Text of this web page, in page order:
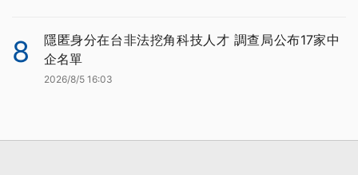
8
隱匿身分在台非法挖角科技人才 調查局公布17家中
企名單
2026/8/5 16:03